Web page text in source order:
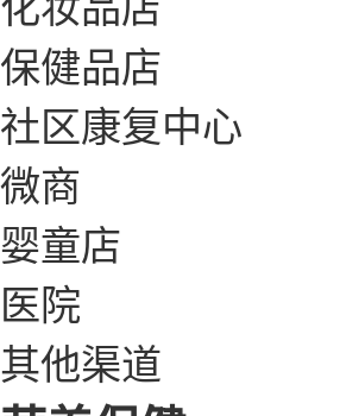
保健品店
社区康复中心
微商
婴童店
医院
其他渠道